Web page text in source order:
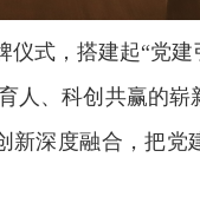
式，搭建起“党
人、科创共赢的崭
新深度融合，把党